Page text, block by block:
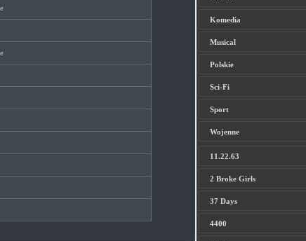
Komedia
Musical
Polskie
Sci-Fi
Sport
Wojenne
11.22.63
2 Broke Girls
37 Days
4400